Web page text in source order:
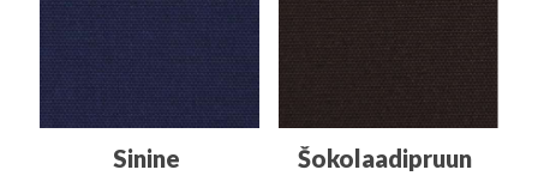
Sinine Šokolaadipruun